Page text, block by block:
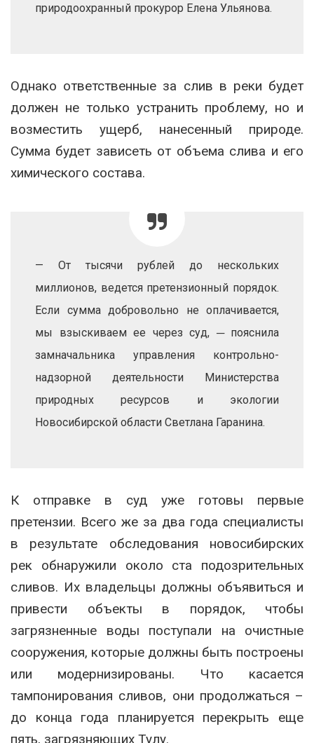
природоохранный прокурор Елена Ульянова.
Однако ответственные за слив в реки будет
должен не только устранить проблему, но и
возместить ущерб, нанесенный природе.
Сумма будет зависеть от объема слива и его
химического состава.
— От тысячи рублей до нескольких
миллионов, ведется претензионный порядок.
Если сумма добровольно не оплачивается,
мы взыскиваем ее через суд, ─ пояснила
замначальника управления контрольно-
надзорной деятельности Министерства
природных ресурсов и экологии
Новосибирской области Светлана Гаранина.
К отправке в суд уже готовы первые
претензии. Всего же за два года специалисты
в результате обследования новосибирских
рек обнаружили около ста подозрительных
сливов. Их владельцы должны объявиться и
привести объекты в порядок, чтобы
загрязненные воды поступали на очистные
сооружения, которые должны быть построены
или модернизированы. Что касается
тампонирования сливов, они продолжаться –
до конца года планируется перекрыть еще
пять, загрязняющих Тулу.